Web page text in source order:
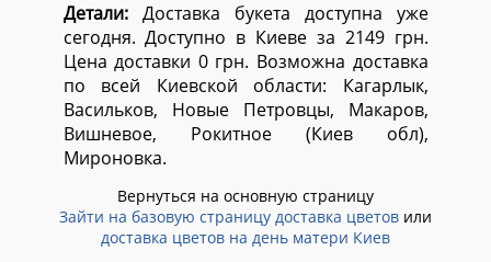
Детали:Доставка букета доступна уже
сегодня. Доступно в Киеве за 2149 грн.
Цена доставки 0 грн. Возможна доставка
по всей Киевской области: Кагарлык,
Васильков, Новые Петровцы, Макаров,
Вишневое, Рокитное (Киев обл),
Мироновка.
Вернуться на основную страницу
Зайти на базовую страницу доставка цветов или
доставка цветов на день матери Киев